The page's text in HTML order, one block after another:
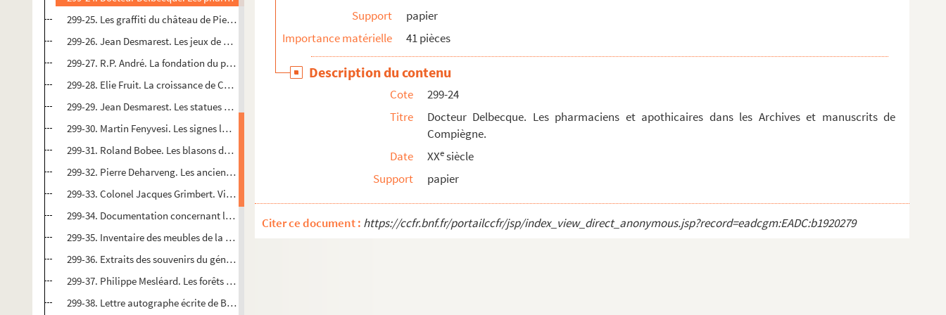
299-25. Les graffiti du château de Pierrefonds
299-26. Jean Desmarest. Les jeux de paume de Compiègne
299-27. R.P. André. La fondation du premier Carmel de Compiègne.
299-28. Elie Fruit. La croissance de Compiègne au XIXe siècle
299-29. Jean Desmarest. Les statues du parc du château de Compiègne
299-30. Martin Fenyvesi. Les signes lapidaires au château de Pierrefonds.
299-31. Roland Bobee. Les blasons de l'Oise
299-32. Pierre Deharveng. Les anciens moulins de Compiègne et de ses environs.
299-33. Colonel Jacques Grimbert. Vie, mort et résurrection du Major François Otenin.
299-34. Documentation concernant le major Otenin
299-35. Inventaire des meubles de la villa Schäfer de Mme Guynemer à Badenweiler en Suisse
299-36. Extraits des souvenirs du général de Charette. Portraits de camarades;
299-37. Philippe Mesléard. Les forêts de Compiègne et de Retz.
299-38. Lettre autographe écrite de Beyrouth du général Weygand au général Gamelin
Support
papier
Importance matérielle
41 pièces
Description du contenu
Cote
299-24
Titre
Docteur Delbecque. Les pharmaciens et apothicaires dans les Archives et manuscrits de
Compiègne.
Date
XXesiècle
Support
papier
Citer ce document : https://ccfr.bnf.fr/portailccfr/jsp/index_view_direct_anonymous.jsp?record=eadcgm:EADC:b1920279